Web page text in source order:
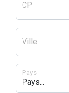
CP
Ville
Pays